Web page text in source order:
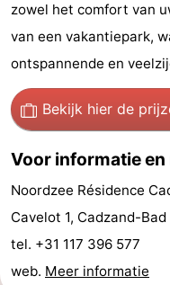
doen
-
Monumenten
-
Molens
-
Rondvaarten
-
zowel het comfort van
van een vakantiepark,
ontspannende en
Bekijk hier de
Voor informatie
Noordzee Résidence
Cavelot 1, Cadzand-Bad
tel. +31 117 396 577
web. Meer informatie